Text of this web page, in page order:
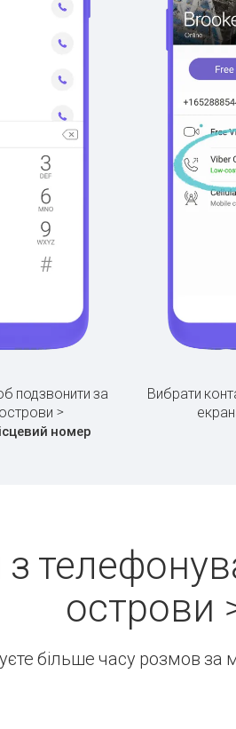
подзвонити за
>
номер
Вибрати
острови
більше часу розмов за